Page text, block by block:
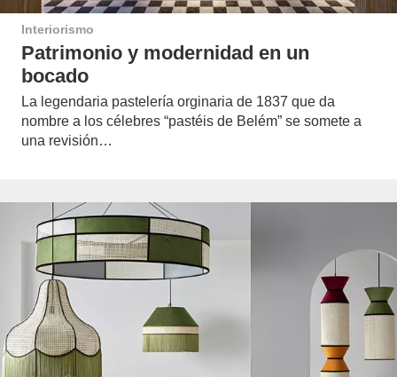
Interiorismo
Patrimonio y modernidad en un
bocado
La legendaria pastelería orginaria de 1837 que da
nombre a los célebres “pastéis de Belém” se somete a
una revisión…